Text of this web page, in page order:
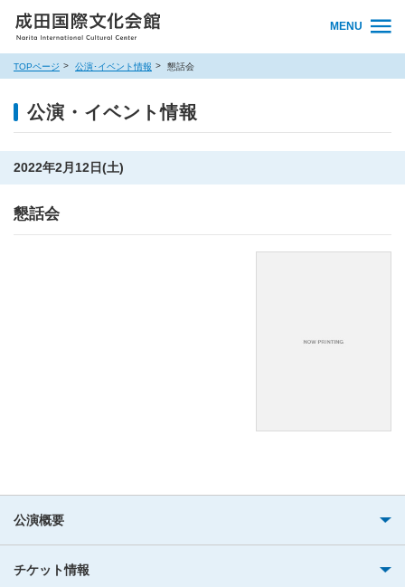
MENU
TOPページ 公演･イベント情報 懇話会
公演・イベント情報
2022年2月12日(土)
懇話会
公演概要
チケット情報